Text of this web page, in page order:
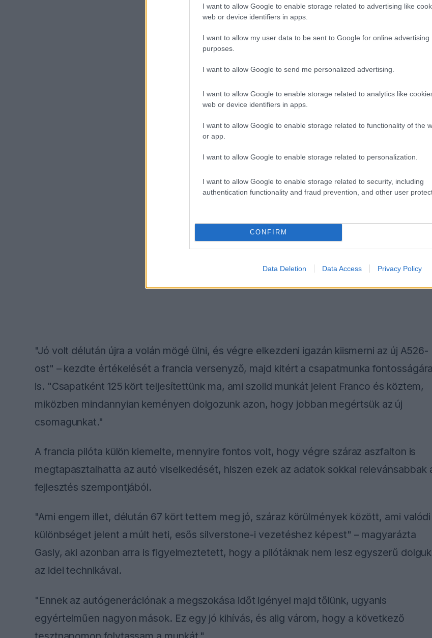
I want to allow Google to enable storage related to advertising like
web or device identifiers in apps.
I want to allow my user data to be sent to Google for online advertising
purposes.
I want to allow Google to send me personalized advertising.
I want to allow Google to enable storage related to analytics like
web or device identifiers in apps.
I want to allow Google to enable storage related to functionality of the
or app.
I want to allow Google to enable storage related to personalization.
I want to allow Google to enable storage related to security, including
authentication functionality and fraud prevention, and other user
CONFIRM
Data Deletion Data Access Privacy Policy
"Jó volt délután újra a volán mögé ülni, és végre elkezdeni igazán kiismerni az új A526-
ost" – kezdte értékelését a francia versenyző, majd kitért a csapatmunka fontosságára
is. "Csapatként 125 kört teljesítettünk ma, ami szolid munkát jelent Franco és köztem,
miközben mindannyian keményen dolgozunk azon, hogy jobban megértsük az új
csomagunkat."
A francia pilóta külön kiemelte, mennyire fontos volt, hogy végre száraz aszfalton is
megtapasztalhatta az autó viselkedését, hiszen ezek az adatok sokkal relevánsabbak
fejlesztés szempontjából.
"Ami engem illet, délután 67 kört tettem meg jó, száraz körülmények között, ami valódi
különbséget jelent a múlt heti, esős silverstone-i vezetéshez képest" – magyarázta
Gasly, aki azonban arra is figyelmeztetett, hogy a pilótáknak nem lesz egyszerű dolguk
az idei technikával.
"Ennek az autógenerációnak a megszokása időt igényel majd tőlünk, ugyanis
egyértelműen nagyon mások. Ez egy jó kihívás, és alig várom, hogy a következő